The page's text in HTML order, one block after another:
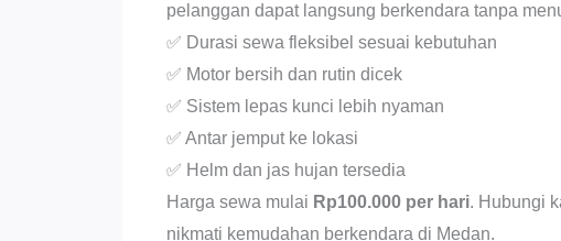
pelanggan dapat langsung berkendara tanpa
✅ Durasi sewa fleksibel sesuai kebutuhan
✅ Motor bersih dan rutin dicek
✅ Sistem lepas kunci lebih nyaman
✅ Antar jemput ke lokasi
✅ Helm dan jas hujan tersedia
Harga sewa mulai Rp100.000 per hari. Hubungi
nikmati kemudahan berkendara di Medan.